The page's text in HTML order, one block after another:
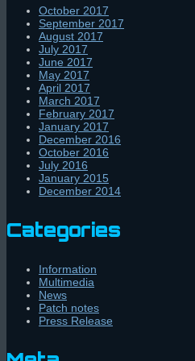
October 2017
September 2017
August 2017
July 2017
June 2017
May 2017
April 2017
March 2017
February 2017
January 2017
December 2016
October 2016
July 2016
January 2015
December 2014
Categories
Information
Multimedia
News
Patch notes
Press Release